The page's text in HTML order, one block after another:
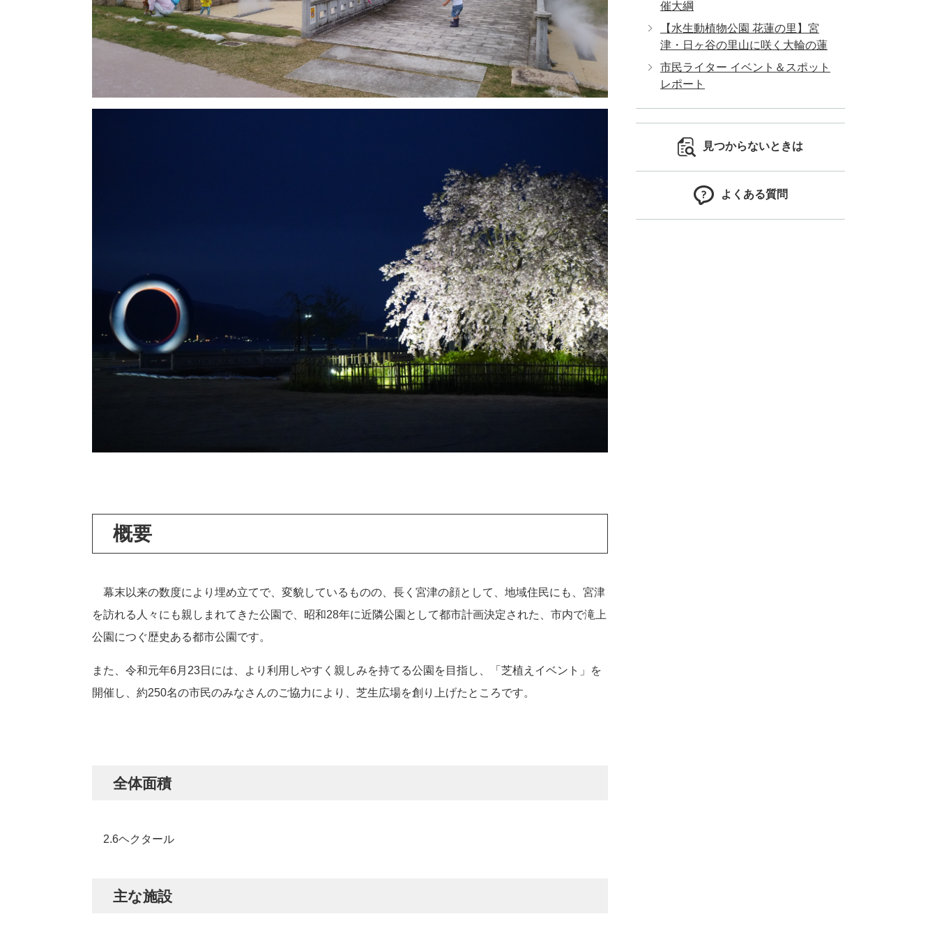
概要
幕末以来の数度により埋め立てで、変貌しているものの、長く宮津の顔として、地域住民にも、宮津
を訪れる人々にも親しまれてきた公園で、昭和28年に近隣公園として都市計画決定された、市内で滝上
公園につぐ歴史ある都市公園です。
また、令和元年6月23日には、より利用しやすく親しみを持てる公園を目指し、「芝植えイベント」を
開催し、約250名の市民のみなさんのご協力により、芝生広場を創り上げたところです。
全体面積
2.6ヘクタール
主な施設
催大綱
【水生動植物公園 花蓮の里】宮
津・日ヶ谷の里山に咲く大輪の蓮
市民ライター イベント＆スポット
レポート
見つからないときは
よくある質問